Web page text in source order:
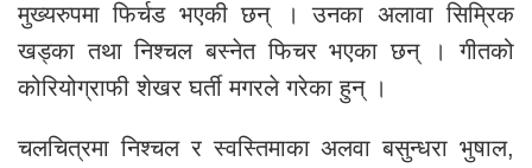
मुख्यरुपमा फिर्चड भएकी छन् । उनका अलावा सिम्रिक
खड्का तथा निश्चल बस्नेत फिचर भएका छन् । गीतको
कोरियोग्राफी शेखर घर्ती मगरले गरेका हुन् ।
चलचित्रमा निश्चल र स्वस्तिमाका अलवा बसुन्धरा भुषाल,